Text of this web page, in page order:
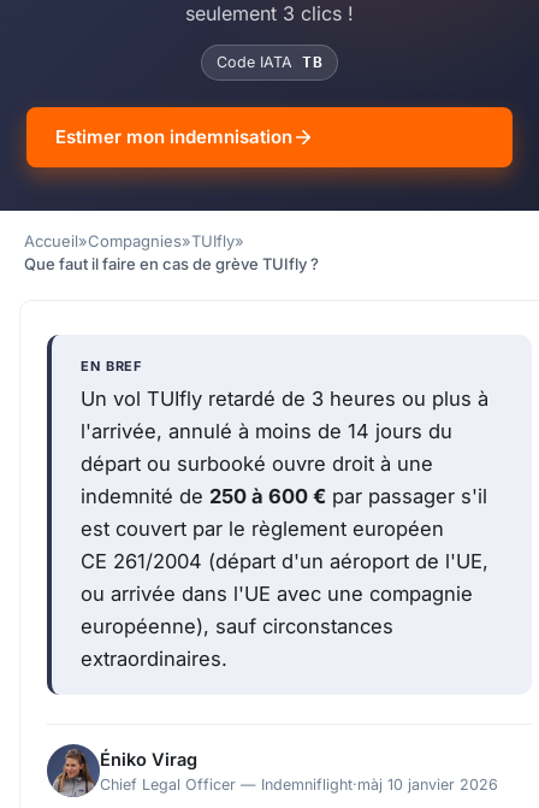
seulement 3 clics !
Code IATA TB
Estimer mon indemnisation
Accueil»Compagnies»TUIfly»
Que faut il faire en cas de grève TUIfly ?
EN BREF
Un vol TUIfly retardé de 3 heures ou plus à
l'arrivée, annulé à moins de 14 jours du
départ ou surbooké ouvre droit à une
indemnité de 250 à 600 € par passager s'il
est couvert par le règlement européen
CE 261/2004 (départ d'un aéroport de l'UE,
ou arrivée dans l'UE avec une compagnie
européenne), sauf circonstances
extraordinaires.
Éniko Virag
Chief Legal Officer — Indemniflight·màj 10 janvier 2026